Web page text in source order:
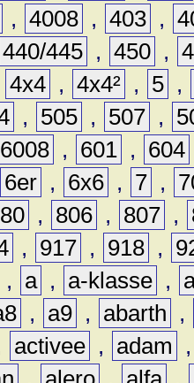
, 4008 , 403 ,
440/445 , 450 ,
4x4 , 4x4² , 5 ,
, 505 , 507 ,
6008 , 601 , 604
6er , 6x6 , 7 ,
80 , 806 , 807 ,
, 917 , 918 ,
, a , a-klasse ,
, a9 , abarth
,
activee , adam